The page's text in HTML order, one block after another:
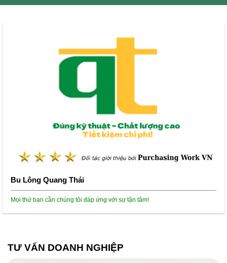
Bu Lông Quang Thái
Mọi thứ bạn cần chúng tôi đáp ứng với sự tận tâm!
TƯ VẤN DOANH NGHIỆP